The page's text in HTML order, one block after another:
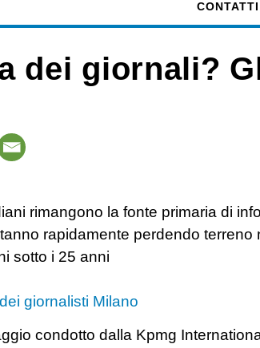
CONTATTI
dei giornali?
rimangono la fonte primaria di
rapidamente perdendo terreno
sotto i 25 anni
giornalisti Milano
condotto dalla Kpmg